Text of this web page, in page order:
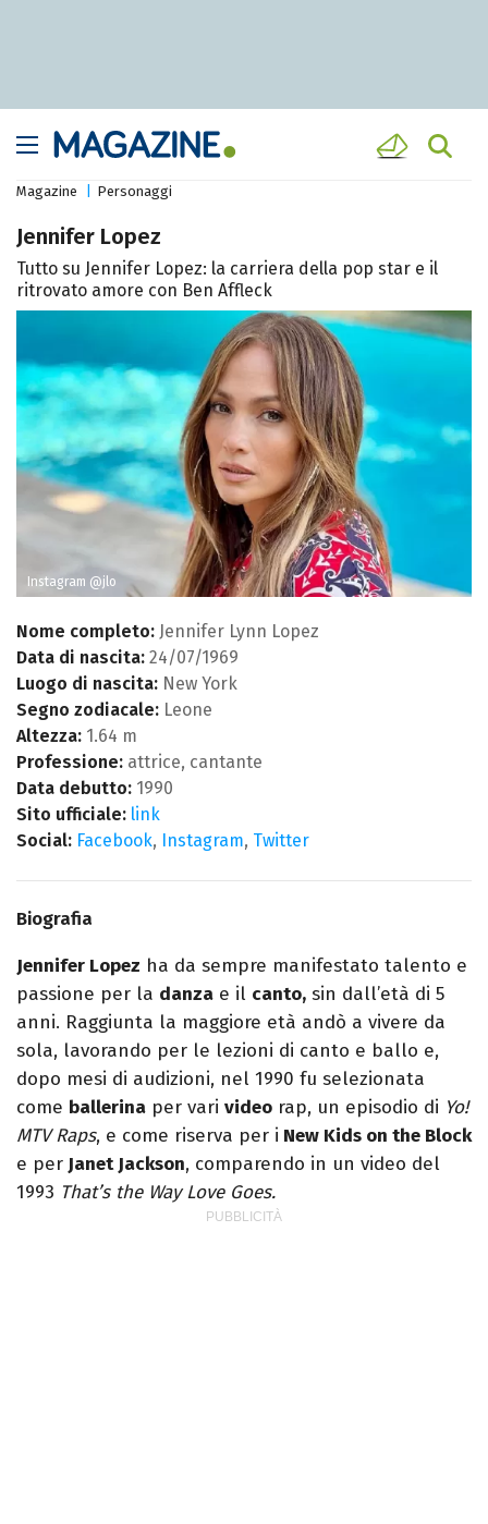
Magazine Personaggi
Jennifer Lopez
Tutto su Jennifer Lopez: la carriera della pop star e il
ritrovato amore con Ben Affleck
Instagram @jlo
Nome completo: Jennifer Lynn Lopez
Data di nascita: 24/07/1969
Luogo di nascita: New York
Segno zodiacale: Leone
Altezza: 1.64 m
Professione: attrice, cantante
Data debutto: 1990
Sito ufficiale: link
Social: Facebook, Instagram, Twitter
Biografia
Jennifer Lopez ha da sempre manifestato talento e
passione per la danza e il canto, sin dall’età di 5
anni. Raggiunta la maggiore età andò a vivere da
sola, lavorando per le lezioni di canto e ballo e,
dopo mesi di audizioni, nel 1990 fu selezionata
come ballerina per vari video rap, un episodio di Yo!
MTV Raps, e come riserva per i New Kids on the Block
e per Janet Jackson, comparendo in un video del
1993 That’s the Way Love Goes.